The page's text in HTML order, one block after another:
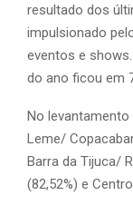
resultado dos
impulsionado
eventos e
do ano ficou em
No
Leme/
Barra da Tijuca/
(82,52%) e